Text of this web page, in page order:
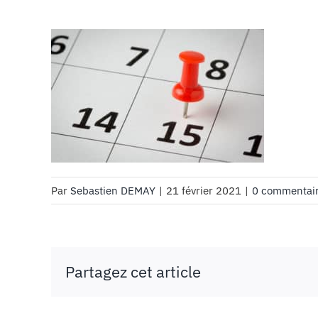
Par Sebastien DEMAY | 21 février 2021 | 0
Partagez cet article